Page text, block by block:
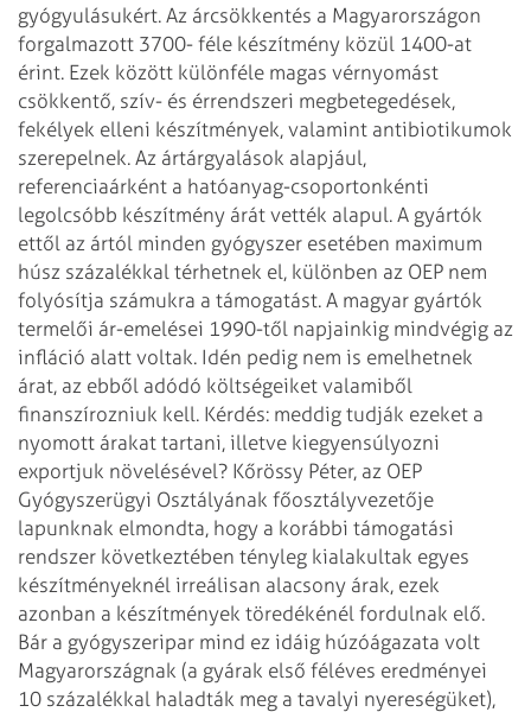
gyógyulásukért. Az árcsökkentés a Magyarországon
forgalmazott 3700- féle készítmény közül 1400-at
érint. Ezek között különféle magas vérnyomást
csökkentő, szív- és érrendszeri megbetegedések,
fekélyek elleni készítmények, valamint antibiotikumok
szerepelnek. Az ártárgyalások alapjául,
referenciaárként a hatóanyag-csoportonkénti
legolcsóbb készítmény árát vették alapul. A gyártók
ettől az ártól minden gyógyszer esetében maximum
húsz százalékkal térhetnek el, különben az OEP nem
folyósítja számukra a támogatást. A magyar gyártók
termelői ár-emelései 1990-től napjainkig mindvégig az
infláció alatt voltak. Idén pedig nem is emelhetnek
árat, az ebből adódó költségeiket valamiből
finanszírozniuk kell. Kérdés: meddig tudják ezeket a
nyomott árakat tartani, illetve kiegyensúlyozni
exportjuk növelésével? Kőrössy Péter, az OEP
Gyógyszerügyi Osztályának főosztályvezetője
lapunknak elmondta, hogy a korábbi támogatási
rendszer következtében tényleg kialakultak egyes
készítményeknél irreálisan alacsony árak, ezek
azonban a készítmények töredékénél fordulnak elő.
Bár a gyógyszeripar mind ez idáig húzóágazata volt
Magyarországnak (a gyárak első féléves eredményei
10 százalékkal haladták meg a tavalyi nyereségüket),